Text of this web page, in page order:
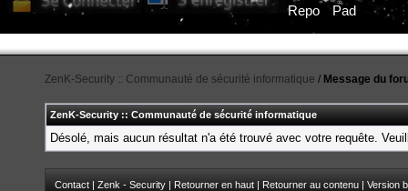
Repo
Pad
ZenK-Security :: Communauté de sécurité informatique / Message du
ZenK-Security :: Communauté de sécurité informatique
Désolé, mais aucun résultat n'a été trouvé avec votre requête.
Contact | Zenk - Security | Retourner en haut | Retourner au contenu | Version